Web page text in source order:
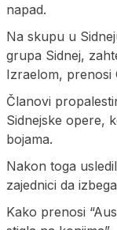
napad.
Na skupu u
grupa Sidnej,
Izraelom, prenosi
Članovi
Sidnejske opere,
bojama.
Nakon toga
zajednici da
Kako prenosi